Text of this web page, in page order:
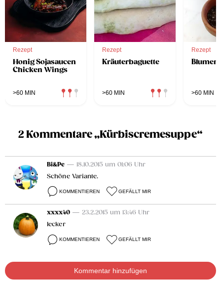
Rezept
Honig Sojasaucen
Chicken Wings
>60 MIN
Rezept
Kräuterbaguette
>60 MIN
Rezept
>60 MIN
2 Kommentare „Kürbiscremesuppe“
Bi&Pe — 18.10.2015 um 01:06 Uhr
Schöne Variante.
KOMMENTIEREN GEFÄLLT MIR
xxxx40 — 23.2.2015 um 13:46 Uhr
lecker
KOMMENTIEREN GEFÄLLT MIR
Kommentar hinzufügen